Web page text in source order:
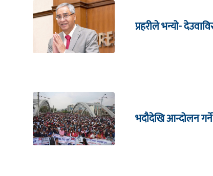
प्रहरीले भन्यो-
भदौदेखि आन्दोलन